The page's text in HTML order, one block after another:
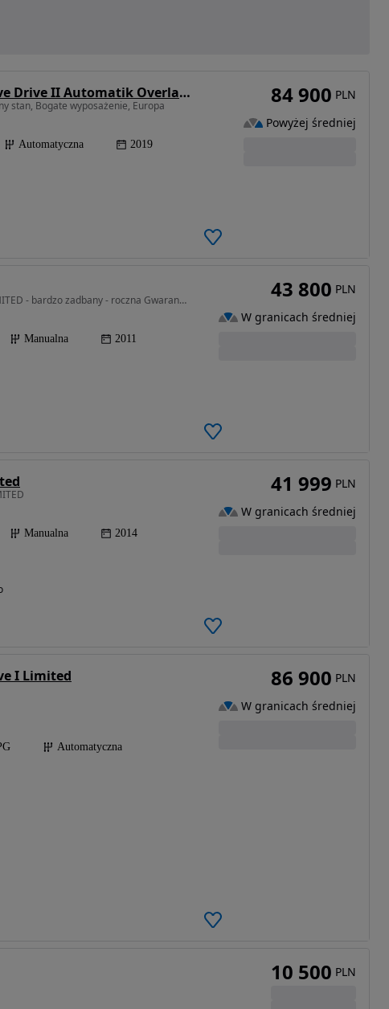
Jeep Cherokee 2.2 Multijet Active Drive II Automatik Overland
stan, Bogate wyposażenie, Europa
Automatyczna 2019
84 900 PLN
Powyżej średniej
2776 cm3 • 200 KM • CRD-200kM wersja LIMITED - bardzo zadbany - roczna Gwarancja !
Manualna 2011
43 800 PLN
W granicach średniej
Manualna 2014
41 999 PLN
W granicach średniej
I Limited
Automatyczna
86 900 PLN
W granicach średniej
10 500 PLN